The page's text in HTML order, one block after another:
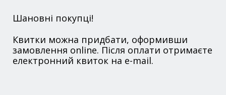
Шановні покупці!
Квитки можна придбати, оформивши
замовлення online. Після оплати отримаєте
електронний квиток на e-mail.